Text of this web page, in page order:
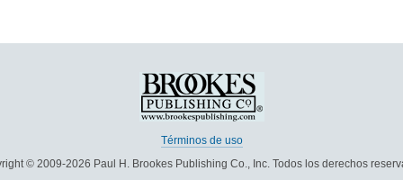
Términos de uso
© 2009-2026 Paul H. Brookes Publishing Co., Inc. Todos los derechos